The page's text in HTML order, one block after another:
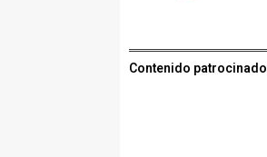
Contenido patrocinado